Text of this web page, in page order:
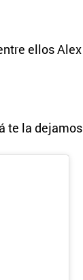
ellos Alex
te la dejamos